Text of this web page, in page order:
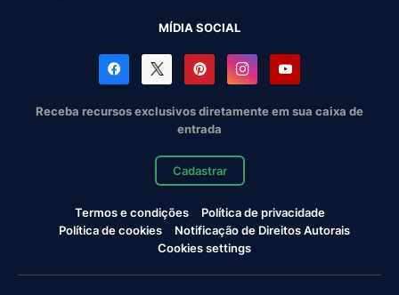
MÍDIA SOCIAL
Receba recursos exclusivos diretamente em sua caixa de
entrada
Cadastrar
Termos e condições
Política de privacidade
Política de cookies
Notificação de Direitos Autorais
Cookies settings